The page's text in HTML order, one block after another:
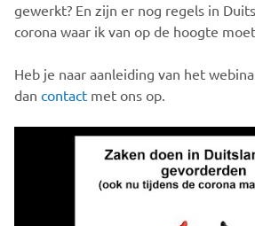
gewerkt? En zijn er nog regels in
corona waar ik van op de hoogte
Heb je naar aanleiding van het
dan contact met ons op.